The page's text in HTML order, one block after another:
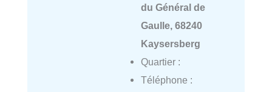
du Général de
Gaulle, 68240
Kaysersberg
Quartier :
Téléphone :